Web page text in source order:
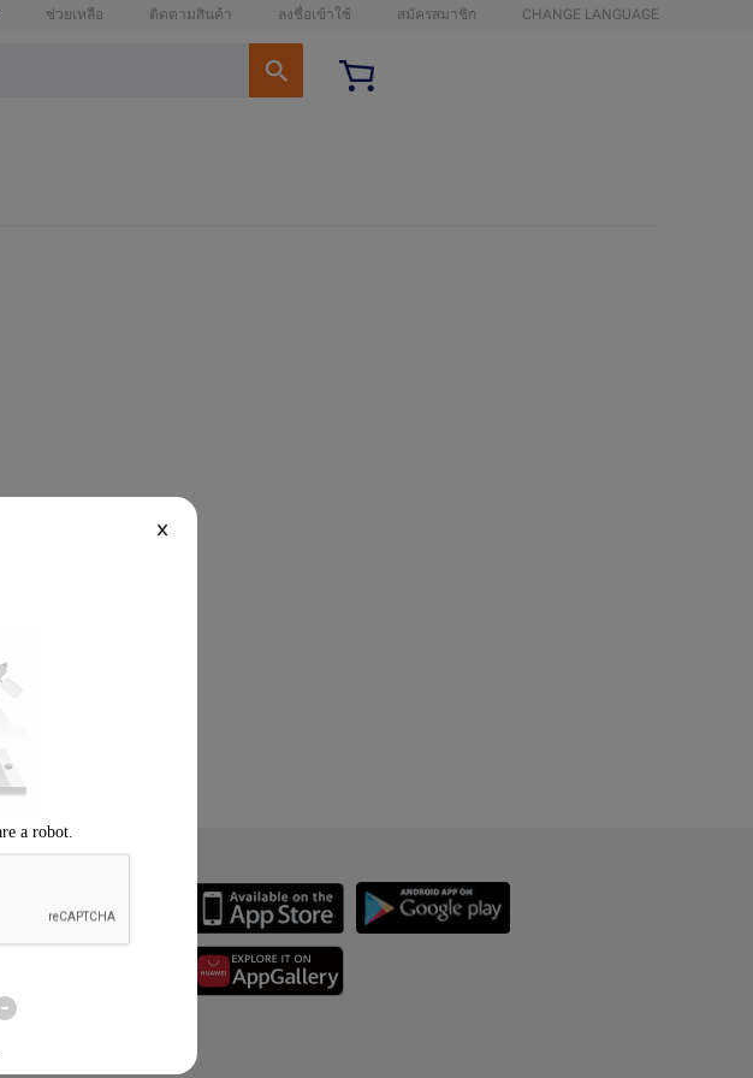
ช่วยเหลือ ติดตามสินค้า ลงชื่อเข้าใช้ สมัครสมาชิก CHANGE LANGUAGE
Download the App
X